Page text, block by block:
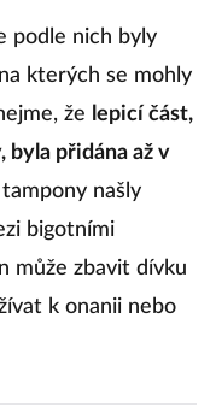
podle nich byly
kterých se mohly
že lepicí část,
byla přidána až v
našly
bigotními
může zbavit dívku
k onanii nebo